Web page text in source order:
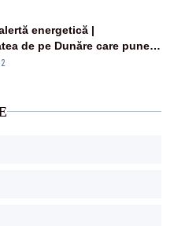
energetică |
de pe Dunăre care pune
Cernavodă era